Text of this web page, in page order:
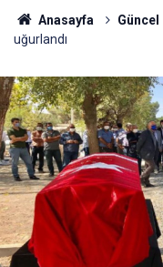
Anasayfa Güncel
uğurlandı